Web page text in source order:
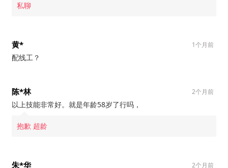
私聊
黄*
配线工？
1个月前
陈*林
以上技能非常好。就是年龄58岁了行吗，
抱歉 超龄
2个月前
朱*华 2个月前